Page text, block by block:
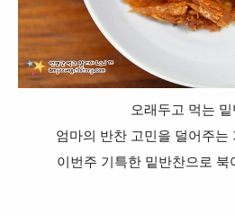
오래두고 먹는 밑
엄마의 반찬 고민을 덜어주는
이번주 기특한 밑반찬으로 북